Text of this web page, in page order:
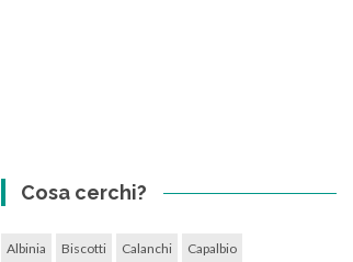
Cosa cerchi?
Albinia Biscotti Calanchi Capalbio